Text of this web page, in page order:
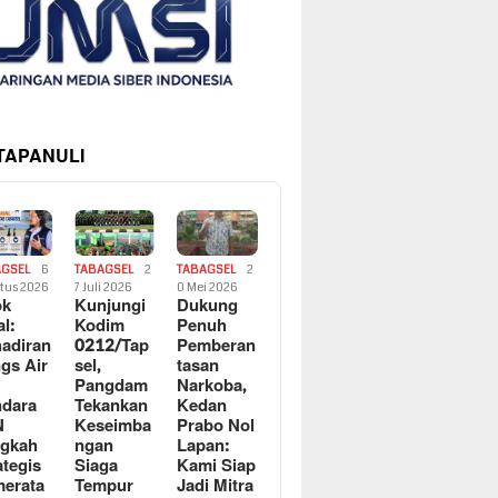
6
2026
Air
TABAGSEL
2
7 Juli 2026
Kunjungi
Kodim
0212/Tap
sel,
Pangdam
Tekankan
Keseimba
ngan
Siaga
Tempur
TABAGSEL
2
0 Mei 2026
Dukung
Penuh
Pemberan
tasan
Narkoba,
Kedan
Prabo Nol
Lapan:
Kami Siap
Jadi Mitra